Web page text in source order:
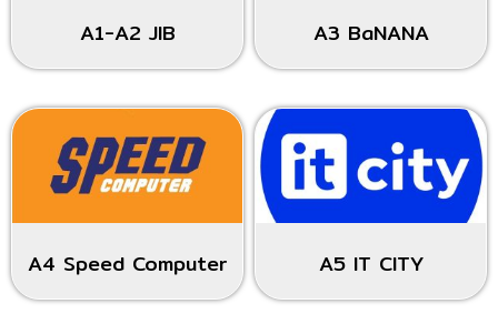
A1-A2 JIB A3 BaNANA
A4 Speed Computer A5 IT CITY